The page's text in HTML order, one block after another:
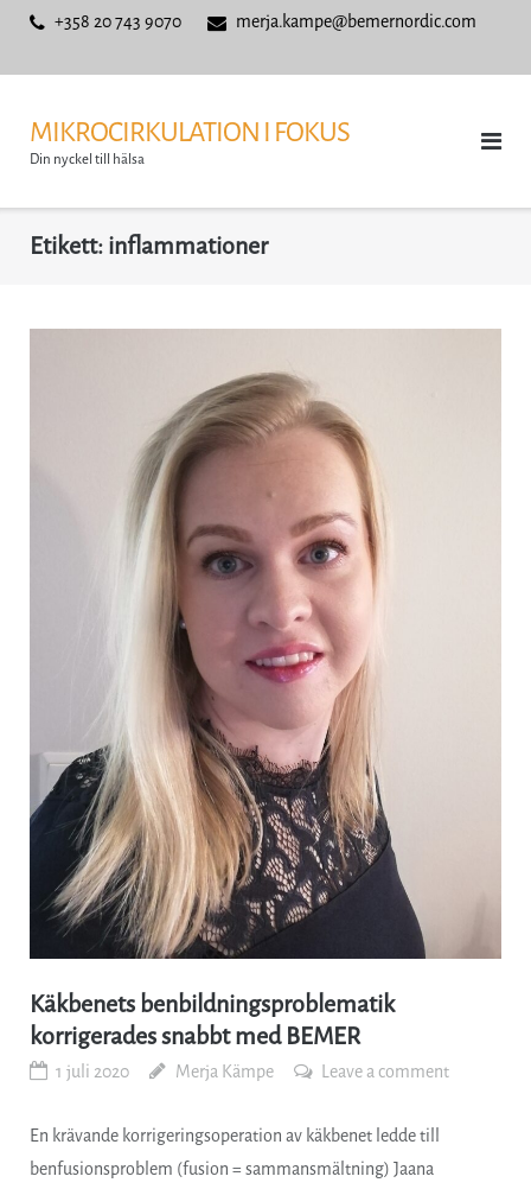
+358 20 743 9070 merja.kampe@bemernordic.com
MIKROCIRKULATION I FOKUS
Din nyckel till hälsa
Etikett:inflammationer
Käkbenets benbildningsproblematik
korrigerades snabbt med BEMER
1 juli 2020 Merja Kämpe Leave a comment
En krävande korrigeringsoperation av käkbenet ledde till
benfusionsproblem (fusion = sammansmältning) Jaana